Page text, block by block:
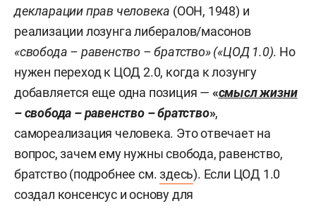
декларации прав человека (ООН, 1948) и
реализации лозунга либералов/масонов
«свобода – равенство – братство» («ЦОД 1.0). Но
нужен переход к ЦОД 2.0, когда к лозунгу
добавляется еще одна позиция — «смысл жизни
– свобода – равенство – братство»,
самореализация человека. Это отвечает на
вопрос, зачем ему нужны свобода, равенство,
братство (подробнее см.здесь). Если ЦОД 1.0
создал консенсус и основу для